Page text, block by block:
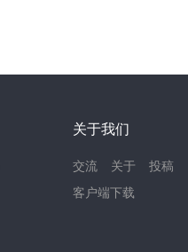
关于我们
交流 关于
投稿
客户端下载